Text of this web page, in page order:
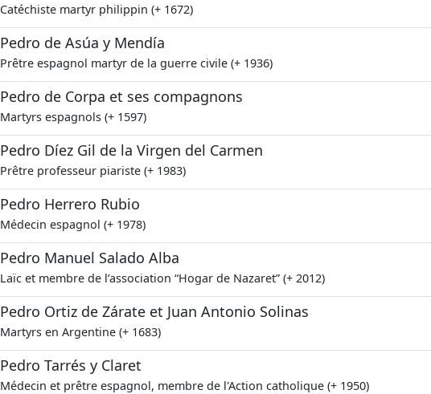
Catéchiste martyr philippin (+ 1672)
Pedro de Asúa y Mendía
Prêtre espagnol martyr de la guerre civile (+ 1936)
Pedro de Corpa et ses compagnons
Martyrs espagnols (+ 1597)
Pedro Díez Gil de la Virgen del Carmen
Prêtre professeur piariste (+ 1983)
Pedro Herrero Rubio
Médecin espagnol (+ 1978)
Pedro Manuel Salado Alba
Laïc et membre de l’association “Hogar de Nazaret” (+ 2012)
Pedro Ortiz de Zárate et Juan Antonio Solinas
Martyrs en Argentine (+ 1683)
Pedro Tarrés y Claret
Médecin et prêtre espagnol, membre de l'Action catholique (+ 1950)